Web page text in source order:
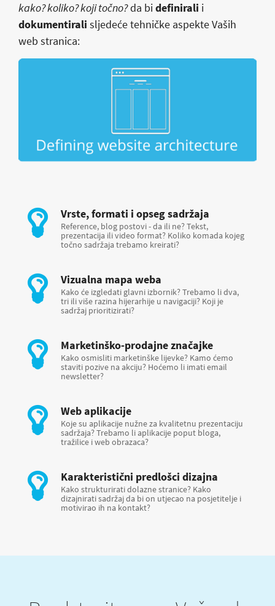
kako? koliko? koji točno?da bidefinirali i
dokumentirali sljedeće tehničke aspekte Vaših
web stranica:
Vrste, formati i opseg sadržaja
Reference, blog postovi - da ili ne? Tekst,
prezentacija ili video format? Koliko komada kojeg
točno sadržaja trebamo kreirati?
Vizualna mapa weba
Kako će izgledati glavni izbornik? Trebamo li dva,
tri ili više razina hijerarhije u navigaciji? Koji je
sadržaj prioritizirati?
Marketinško-prodajne značajke
Kako osmisliti marketinške lijevke? Kamo ćemo
staviti pozive na akciju? Hoćemo li imati email
newsletter?
Web aplikacije
Koje su aplikacije nužne za kvalitetnu prezentaciju
sadržaja? Trebamo li aplikacije poput bloga,
tražilice i web obrazaca?
Karakteristični predlošci dizajna
Kako strukturirati dolazne stranice? Kako
dizajnirati sadržaj da bi on utjecao na posjetitelje i
motivirao ih na kontakt?